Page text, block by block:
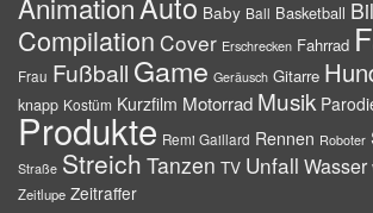
Baby Ball Basketball
Compilation Cover Erschrecken Fahrrad
Frau Fußball Game Geräusch Gitarre
knapp Kostüm Kurzfilm Motorrad Musik
Produkte Remi Gaillard Rennen Roboter
Straße Streich Tanzen TV Unfall Wasser
Zeitlupe Zeitraffer